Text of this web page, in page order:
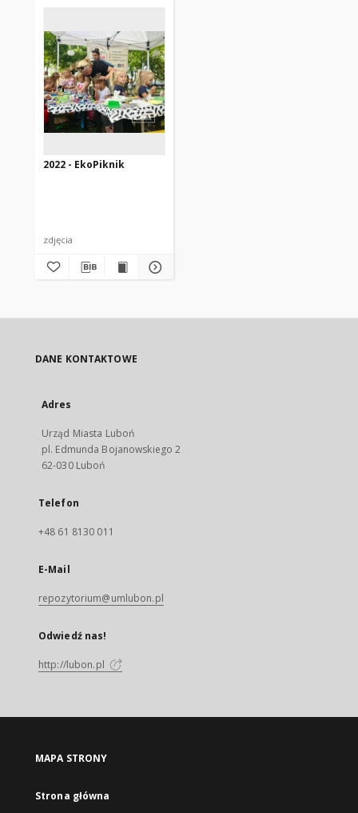
2022 - EkoPiknik
zdjęcia
DANE KONTAKTOWE
Adres
Urząd Miasta Luboń
pl. Edmunda Bojanowskiego 2
62-030 Luboń
Telefon
+48 61 8130 011
E-Mail
repozytorium@umlubon.pl
Odwiedź nas!
http://lubon.pl
MAPA STRONY
Strona główna